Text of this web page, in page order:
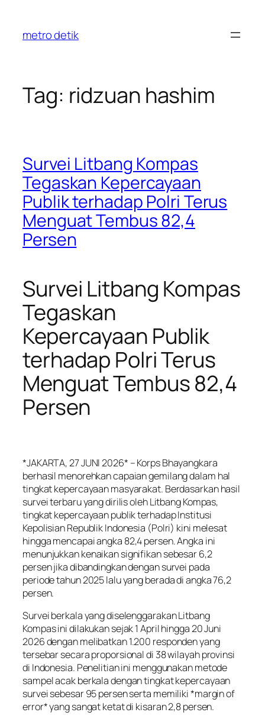
content
metro detik
Tag: ridzuan hashim
Survei Litbang Kompas
Tegaskan Kepercayaan
Publik terhadap Polri Terus
Menguat Tembus 82,4
Persen
Survei Litbang Kompas
Tegaskan
Kepercayaan Publik
terhadap Polri Terus
Menguat Tembus 82,4
Persen
*JAKARTA, 27 JUNI 2026* – Korps Bhayangkara
berhasil menorehkan capaian gemilang dalam hal
tingkat kepercayaan masyarakat. Berdasarkan hasil
survei terbaru yang dirilis oleh Litbang Kompas,
tingkat kepercayaan publik terhadap Institusi
Kepolisian Republik Indonesia (Polri) kini melesat
hingga mencapai angka 82,4 persen. Angka ini
menunjukkan kenaikan signifikan sebesar 6,2
persen jika dibandingkan dengan survei pada
periode tahun 2025 lalu yang berada di angka 76,2
persen.
Survei berkala yang diselenggarakan Litbang
Kompas ini dilakukan sejak 1 April hingga 20 Juni
2026 dengan melibatkan 1.200 responden yang
tersebar secara proporsional di 38 wilayah provinsi
di Indonesia. Penelitian ini menggunakan metode
sampel acak berkala dengan tingkat kepercayaan
survei sebesar 95 persen serta memiliki *margin of
error* yang sangat ketat di kisaran 2,8 persen.